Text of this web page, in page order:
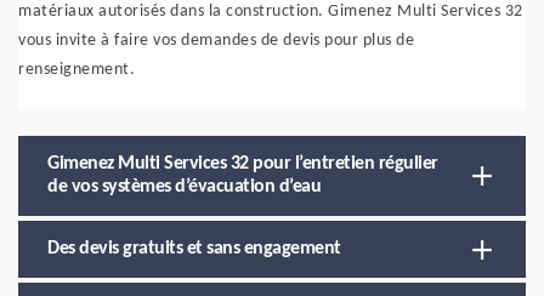
matériaux autorisés dans la construction. Gimenez Multi Services 32
vous invite à faire vos demandes de devis pour plus de
renseignement.
Gimenez Multi Services 32 pour l’entretien régulier
de vos systèmes d’évacuation d’eau
Des devis gratuits et sans engagement